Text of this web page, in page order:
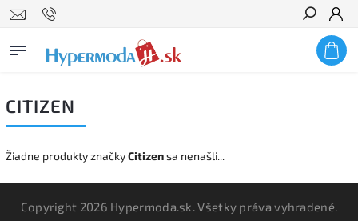
Hľadať
CITIZEN
Žiadne produkty značkyCitizensa nenašli...
Copyright 2026 Hypermoda.sk. Všetky práva vyhradené.